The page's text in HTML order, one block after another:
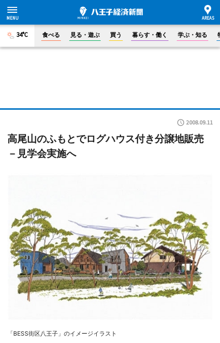
34°C 食べる 見る・遊ぶ 買う 暮らす・働く 学ぶ・知る
2008.09.11
高尾山のふもとでログハウス付き分譲地販売
－見学会実施へ
「BESS街区八王子」のイメージイラスト